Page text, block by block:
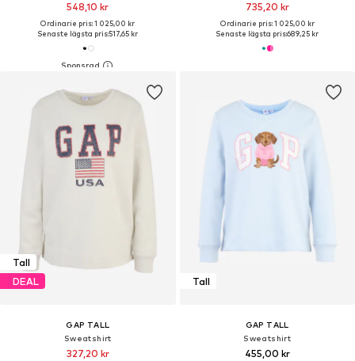
548,10 kr
Ordinarie pris: 1 025,00 kr
Senaste lägsta pris:517,65 kr
735,20 kr
Ordinarie pris: 1 025,00 kr
Senaste lägsta pris:689,25 kr
Tall
DEAL
GAP TALL
Sweatshirt
327,20 kr
Tall
GAP TALL
Sweatshirt
455,00 kr